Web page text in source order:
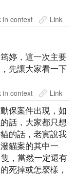
in context Link
婷，這一次主要
先讓大家看一下
in context Link
保案件出現，如
話，大家都只想
的話，老實說我
貓案的其中一
，當然一定還有
死掉或怎麼樣，